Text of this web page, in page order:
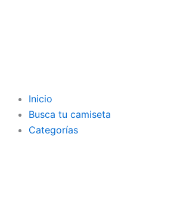
Inicio
Busca tu camiseta
Categorías